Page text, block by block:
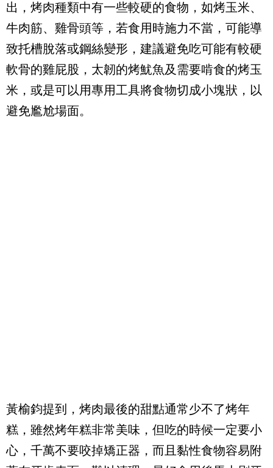
出，烤肉種類中有一些較硬的食物，如烤玉米、
牛肉筋、雞骨頭等，若食用時施力不當，可能導
致托槽脫落或鋼絲變形，建議避免吃可能有較硬
軟骨的雞屁股，太韌的烤魷魚及需要啃食的烤玉
米，或是可以用專用工具將食物切成小塊狀，以
避免尷尬場面。
黃榆鈞提到，烤肉最後的甜點通常少不了烤年
糕，雖然烤年糕非常美味，但吃的時候一定要小
心，千萬不要咬掉矯正器，而且黏性食物容易附